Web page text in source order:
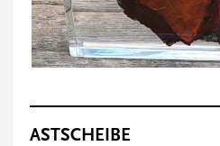
ASTSCHEIBE